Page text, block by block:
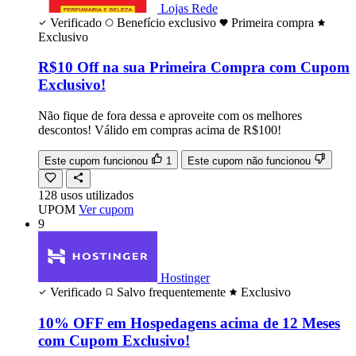
Lojas Rede
Verificado
Benefício exclusivo
Primeira compra
Exclusivo
R$10 Off na sua Primeira Compra com Cupom
Exclusivo!
Não fique de fora dessa e aproveite com os melhores
descontos! Válido em compras acima de R$100!
Este cupom funcionou 1 Este cupom não funcionou
128 usos utilizados
UPOM Ver cupom
9
Hostinger
Verificado
Salvo frequentemente Exclusivo
10% OFF em Hospedagens acima de 12 Meses
com Cupom Exclusivo!